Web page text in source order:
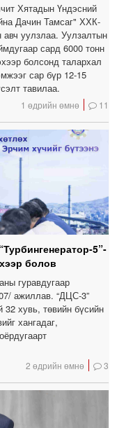
Хятадын Үндэсний
Дачин Тамсаг" ХХК-
уулзлаа. Уулзалтын
сард 6000 тонн
болсонд талархал
сар бүр 12-15
тавилаа.
1 өдрийн өмнө 11
5”-
болов
гуравдугаар
ажиллав. “ДЦС-3”
хувь, төвийн бүсийн
хангадаг,
2 өдрийн өмнө 3